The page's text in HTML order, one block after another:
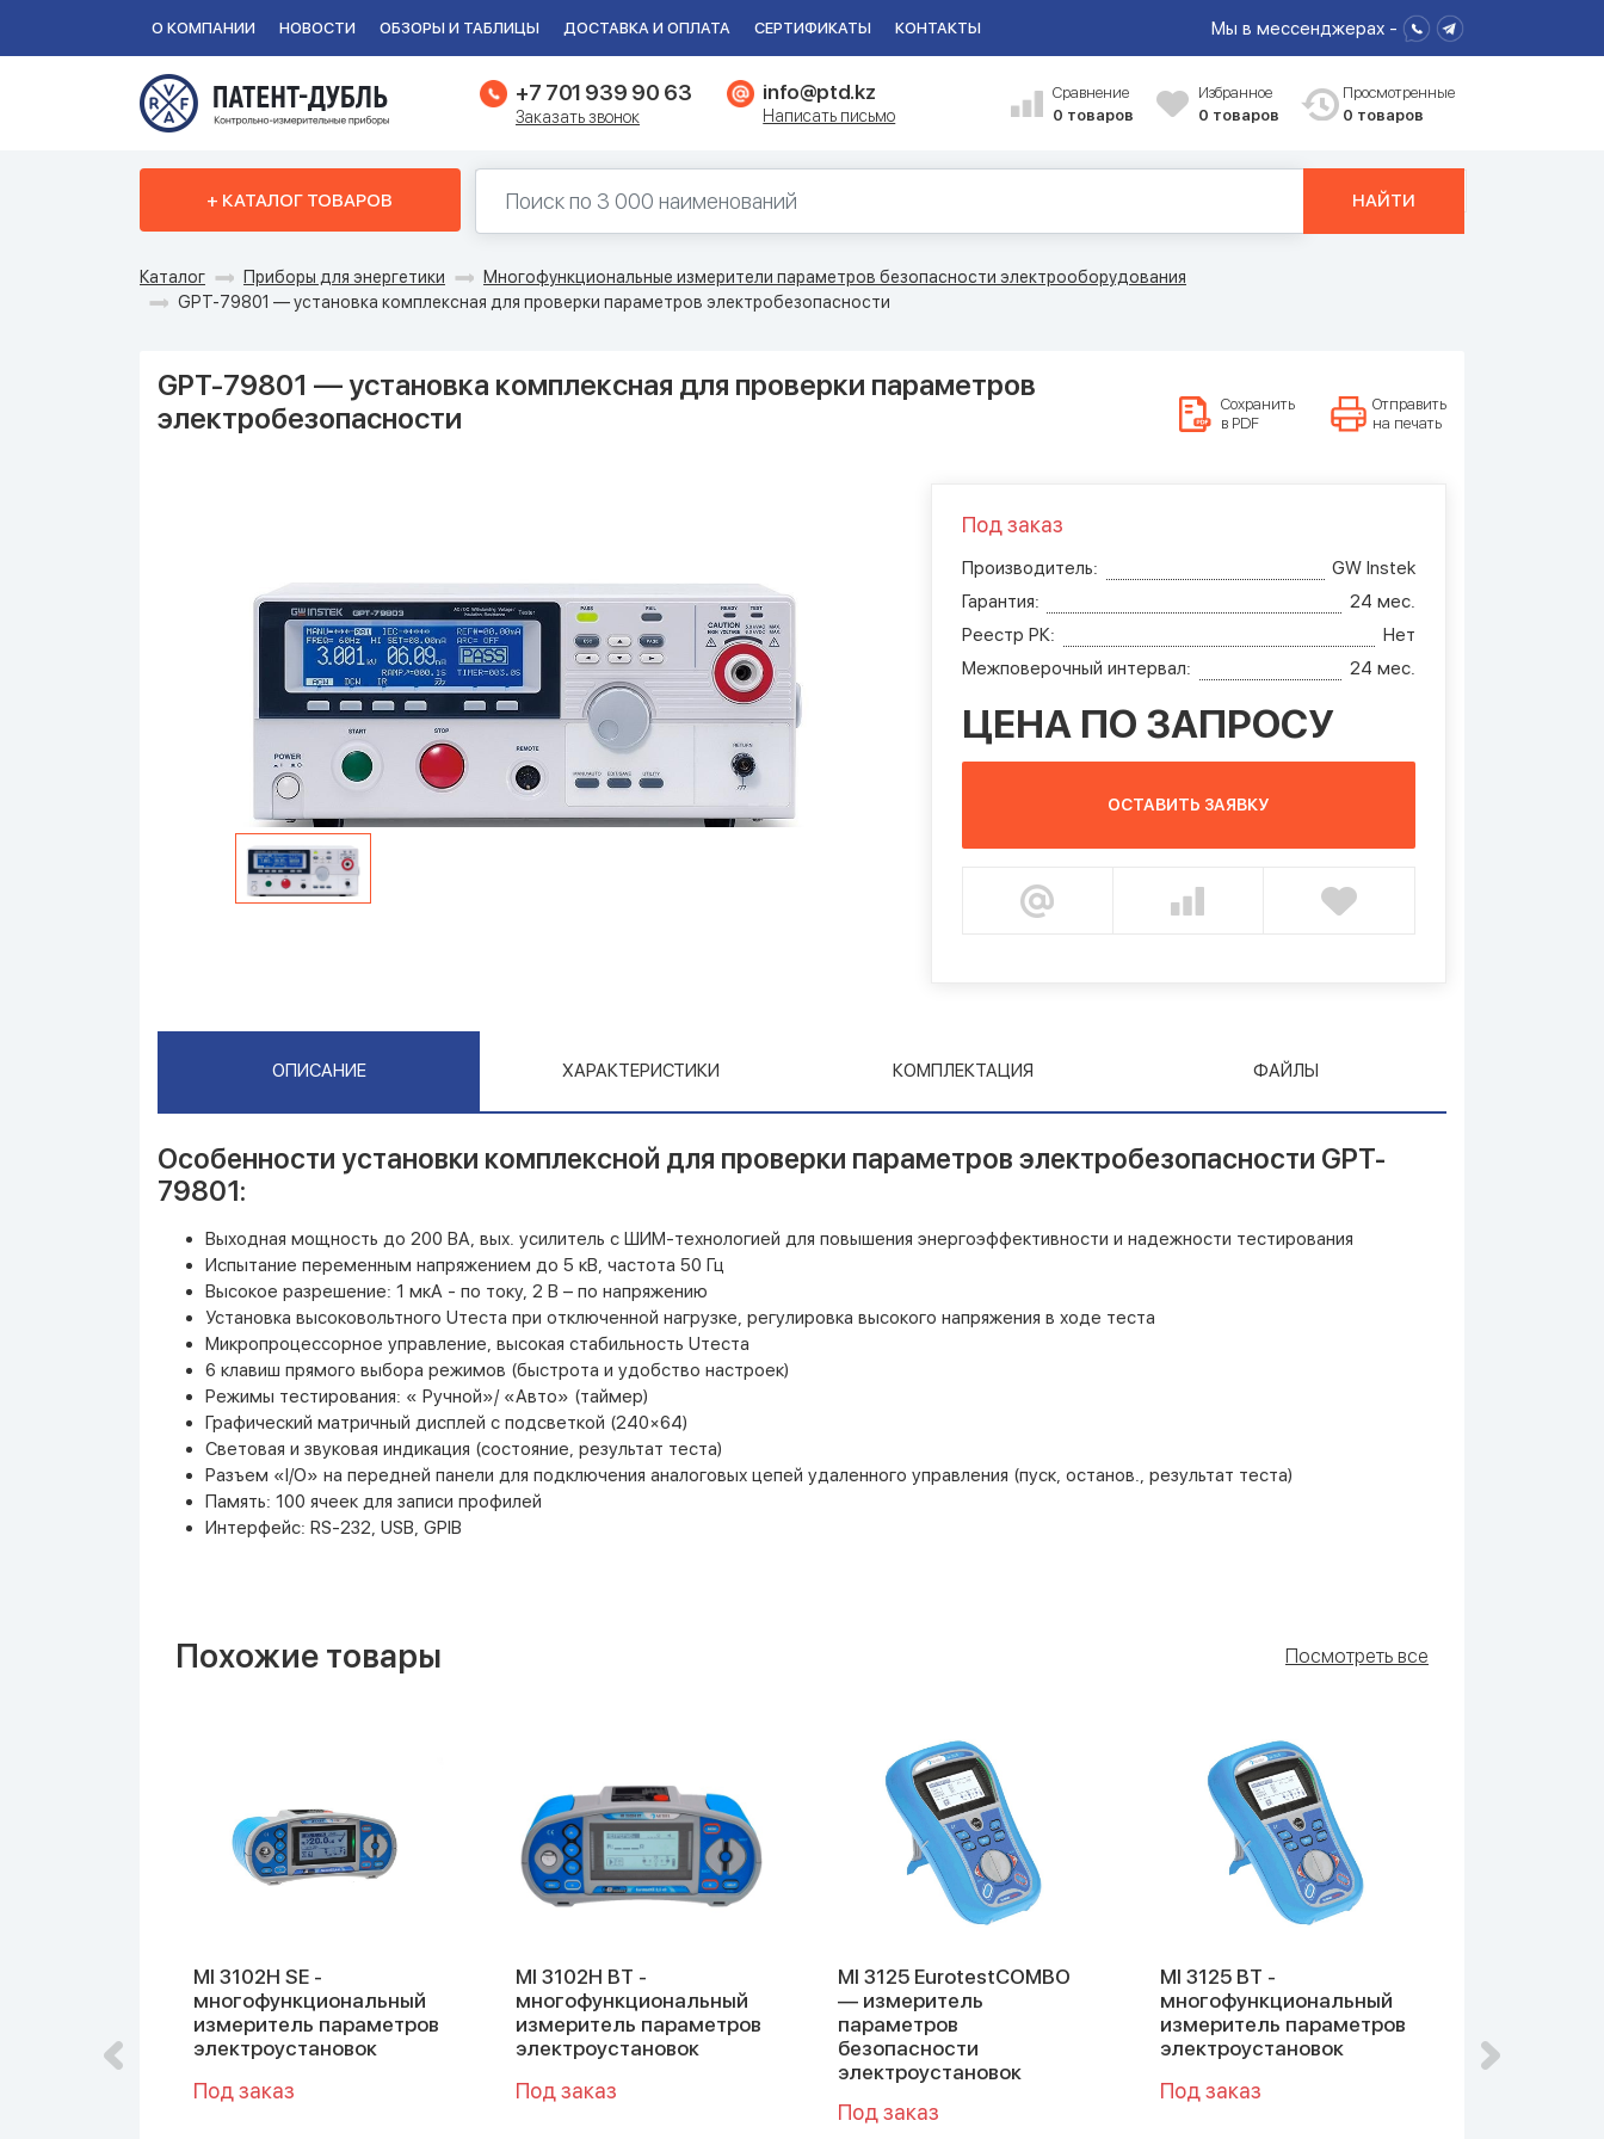
О КОМПАНИИ НОВОСТИ ОБЗОРЫ И ТАБЛИЦЫ ДОСТАВКА И ОПЛАТА СЕРТИФИКАТЫ КОНТАКТЫ Мы в мессенджерах -
+7 701 939 90 63
Заказать звонок
info@ptd.kz
Написать письмо
Сравнение
0 товаров
Избранное
0 товаров
Просмотренные
0 товаров
+ КАТАЛОГ ТОВАРОВ НАЙТИ
Каталог Приборы для энергетики
Многофункциональные измерители параметров безопасности электрооборудования
GPT-79801 — установка комплексная для проверки параметров электробезопасности
GPT-79801 — установка комплексная для проверки параметров
электробезопасности
Сохранить
в PDF
Отправить
на печать
Под заказ
Производитель:
GW Instek
Гарантия:
24 мес.
Реестр РК:
Нет
Межповерочный интервал:
24 мес.
ЦЕНА ПО ЗАПРОСУ
ОСТАВИТЬ ЗАЯВКУ
ОПИСАНИЕ ХАРАКТЕРИСТИКИ КОМПЛЕКТАЦИЯ ФАЙЛЫ
Особенности установки комплексной для проверки параметров электробезопасности GPT-
79801:
Выходная мощность до 200 ВА, вых. усилитель с ШИМ-технологией для повышения энергоэффективности и надежности тестирования
Испытание переменным напряжением до 5 кВ, частота 50 Гц
Высокое разрешение: 1 мкА - по току, 2 В – по напряжению
Установка высоковольтного Uтеста при отключенной нагрузке, регулировка высокого напряжения в ходе теста
Микропроцессорное управление, высокая стабильность Uтеста
6 клавиш прямого выбора режимов (быстрота и удобство настроек)
Режимы тестирования: « Ручной»/ «Авто» (таймер)
Графический матричный дисплей с подсветкой (240×64)
Световая и звуковая индикация (состояние, результат теста)
Разъем «I/O» на передней панели для подключения аналоговых цепей удаленного управления (пуск, останов., результат теста)
Память: 100 ячеек для записи профилей
Интерфейс: RS-232, USB, GPIB
Похожие товары Посмотреть все
MI 3102H SE -
многофункциональный
измеритель параметров
электроустановок
Под заказ
MI 3102H BT -
многофункциональный
измеритель параметров
электроустановок
Под заказ
MI 3125 EurotestCOMBO
— измеритель
параметров
безопасности
электроустановок
Под заказ
MI 3125 BT -
многофункциональный
измеритель параметров
электроустановок
Под заказ